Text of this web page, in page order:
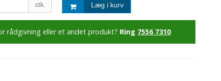
stk. Læg i kurv
rådgivning eller et andet produkt? Ring 7556 7310